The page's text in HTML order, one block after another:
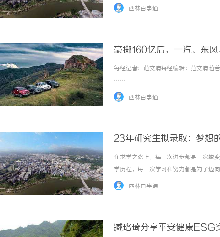
来便利和能源效率。通常通过智能手机
西林百事通
豪掷160亿后，一汽、东
场“出牌”
每经记者：范文清每经编辑：范文清随
……
西林百事通
23年研究生拟录取：梦想
在求学之路上，每一次进步都是一次蜕
学历程，每一次学习和努力都是为了迈
究生之路的基石。23年来，我不仅积累
西林百事通
臧珞琦分享平安健康ESG